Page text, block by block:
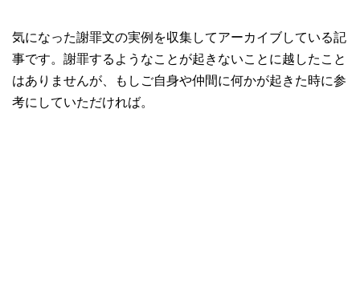
気になった謝罪文の実例を収集してアーカイブしている記
事です。謝罪するようなことが起きないことに越したこと
はありませんが、もしご自身や仲間に何かが起きた時に参
考にしていただければ。